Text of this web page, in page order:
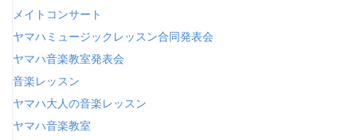
メイトコンサート
ヤマハミュージックレッスン合同発表会
ヤマハ音楽教室発表会
音楽レッスン
ヤマハ大人の音楽レッスン
ヤマハ音楽教室